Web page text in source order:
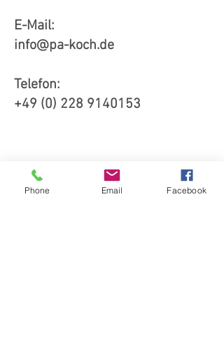
E-Mail:
info@pa-koch.de
Telefon:
+49 (0) 228 9140153
Phone Email Facebook